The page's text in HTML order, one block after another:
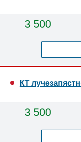
3 500
КТ
3 500